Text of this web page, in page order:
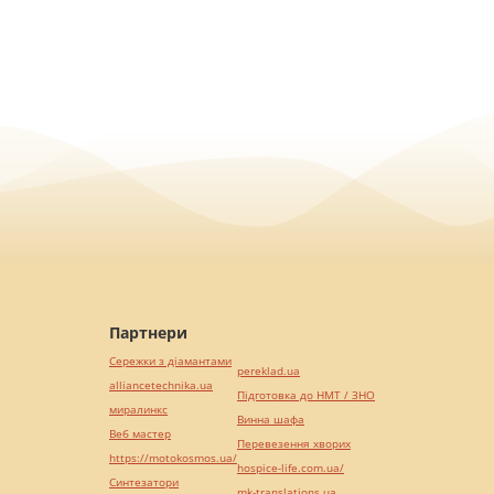
Партнери
Сережки з діамантами
alliancetechnika.ua
миралинкс
Веб мастер
https://motokosmos.ua/
Синтезатори
pereklad.ua
Підготовка до НМТ / ЗНО
Винна шафа
Перевезення хворих
hospice-life.com.ua/